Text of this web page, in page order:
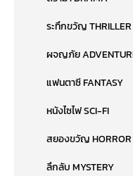
ระทึกขวัญ THRILLER
ผจญภัย
แฟนตาซี FANTASY
หนังไซไฟ SCI-FI
สยองขวัญ HORROR
ลึกลับ MYSTERY